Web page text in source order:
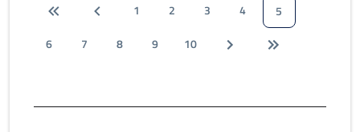
1 2 3 4
5
6
7 8 9 10